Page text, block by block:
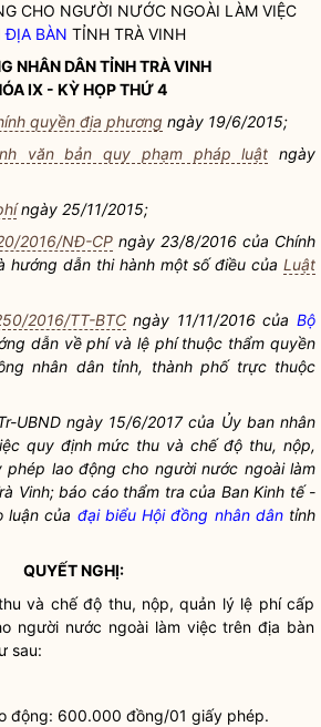
CHO NGƯỜI NƯỚC NGOÀI LÀM VIỆC
ĐỊA BÀN TỈNH TRÀ VINH
NHÂN DÂNTỈNH TRÀ VINH
IX - KỲ HỌP THỨ 4
quyền địa phương ngày 19/6/2015;
văn bản quy phạm pháp luật ngày
ngày 25/11/2015;
2016/NĐ-CP ngày 23/8/2016 của Chính
hướng dẫn thi hành một số điều của Luật
2016/TT-BTCngày 11/11/2016 củaBộ
dẫn về phí và lệ phíthuộc thẩmquyền
nhân dântỉnh, thành phố trực thuộc
UBND ngày 15/6/2017 của Ủy ban nhân
quy định mức thu và chế độ thu, nộp,
lao động cho người nước ngoài làm
Vinh; báo cáo thẩm tra của Ban Kinh tế -
luận của đại biểu Hội đồng nhân dântỉnh
QUYẾT NGHỊ:
và chế độ thu, nộp, quản lý lệ phícấp
người nước ngoài làm việc trênđịa bàn
sau:
động: 600.000 đồng/01 giấy phép.